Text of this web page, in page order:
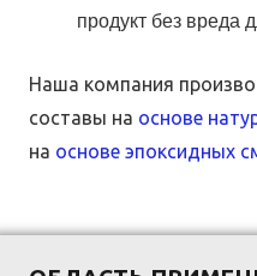
продукт без вреда
Наша компания
составы на основе
на основе эпоксидных